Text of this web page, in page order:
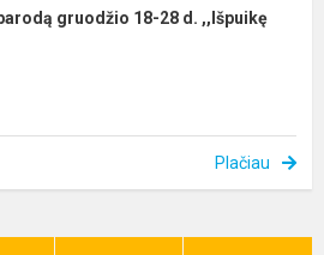
gruodžio 18-28 d. ,,Išpuikę
Plačiau